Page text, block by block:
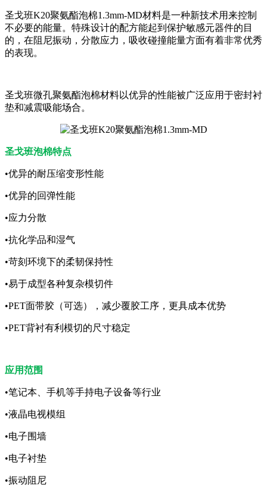
圣戈班K20聚氨酯泡棉1.3mm-MD材料是一种新技术用来控制
不必要的能量。特殊设计的配方能起到保护敏感元器件的目
的，在阻尼振动，分散应力，吸收碰撞能量方面有着非常优秀
的表现。
圣戈班微孔聚氨酯泡棉材料以优异的性能被广泛应用于密封衬
垫和减震吸能场合。
圣戈班泡棉特点
•优异的耐压缩变形性能
•优异的回弹性能
•应力分散
•抗化学品和湿气
•苛刻环境下的柔韧保持性
•易于成型各种复杂模切件
•PET面带胶（可选），减少覆胶工序，更具成本优势
•PET背衬有利模切的尺寸稳定
应用范围
•笔记本、手机等手持电子设备等行业
•液晶电视模组
•电子围墙
•电子衬垫
•振动阻尼